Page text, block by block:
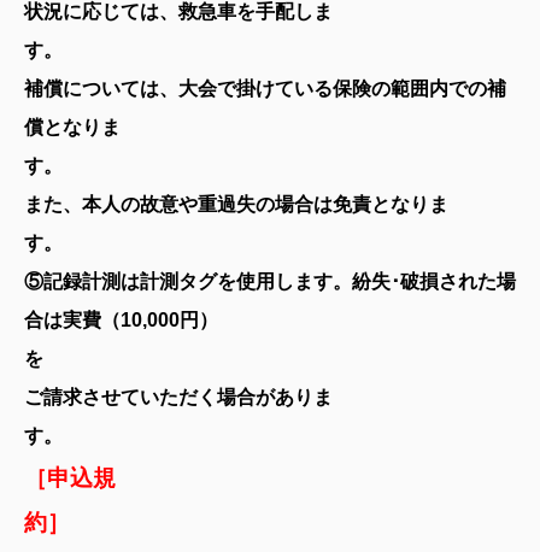
状況に応じては、救急車を手配しま
す。
補償については、大会で掛けている保険の範囲内での補
償となりま
す
また、本人の故意や重過失の場合は免責となりま
す
⑤記録計測は計測タグを使用します。紛失･破損された場
合は実費（10,000円）
ご請求させていただく場合がありま
［申込規
約］